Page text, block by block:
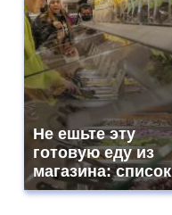
Не ешьте эту
готовую еду из
магазина: список